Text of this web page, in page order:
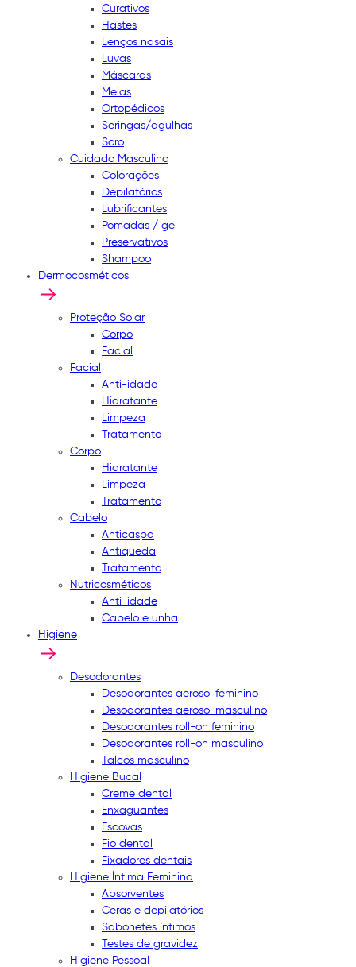
Curativos
Hastes
Lenços nasais
Luvas
Máscaras
Meias
Ortopédicos
Seringas/agulhas
Soro
Cuidado Masculino
Colorações
Depilatórios
Lubrificantes
Pomadas / gel
Preservativos
Shampoo
Dermocosméticos
Proteção Solar
Corpo
Facial
Facial
Anti-idade
Hidratante
Limpeza
Tratamento
Corpo
Hidratante
Limpeza
Tratamento
Cabelo
Anticaspa
Antiqueda
Tratamento
Nutricosméticos
Anti-idade
Cabelo e unha
Higiene
Desodorantes
Desodorantes aerosol feminino
Desodorantes aerosol masculino
Desodorantes roll-on feminino
Desodorantes roll-on masculino
Talcos masculino
Higiene Bucal
Creme dental
Enxaguantes
Escovas
Fio dental
Fixadores dentais
Higiene Íntima Feminina
Absorventes
Ceras e depilatórios
Sabonetes íntimos
Testes de gravidez
Higiene Pessoal